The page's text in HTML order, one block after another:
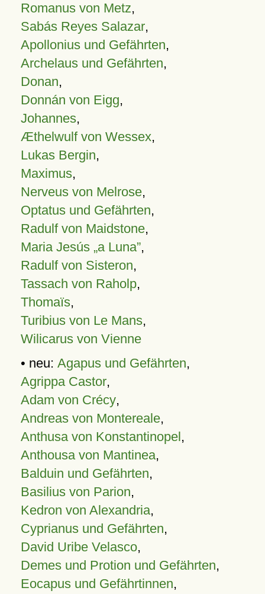
Romanus von Metz,
Sabás Reyes Salazar,
Apollonius und Gefährten,
Archelaus und Gefährten,
Donan,
Donnán von Eigg,
Johannes,
Æthelwulf von Wessex,
Lukas Bergin,
Maximus,
Nerveus von Melrose,
Optatus und Gefährten,
Radulf von Maidstone,
Maria Jesús „a Luna”,
Radulf von Sisteron,
Tassach von Raholp,
Thomaïs,
Turibius von Le Mans,
Wilicarus von Vienne
• neu: Agapus und Gefährten,
Agrippa Castor,
Adam von Crécy,
Andreas von Montereale,
Anthusa von Konstantinopel,
Anthousa von Mantinea,
Balduin und Gefährten,
Basilius von Parion,
Kedron von Alexandria,
Cyprianus und Gefährten,
David Uribe Velasco,
Demes und Protion und Gefährten,
Eocapus und Gefährtinnen,